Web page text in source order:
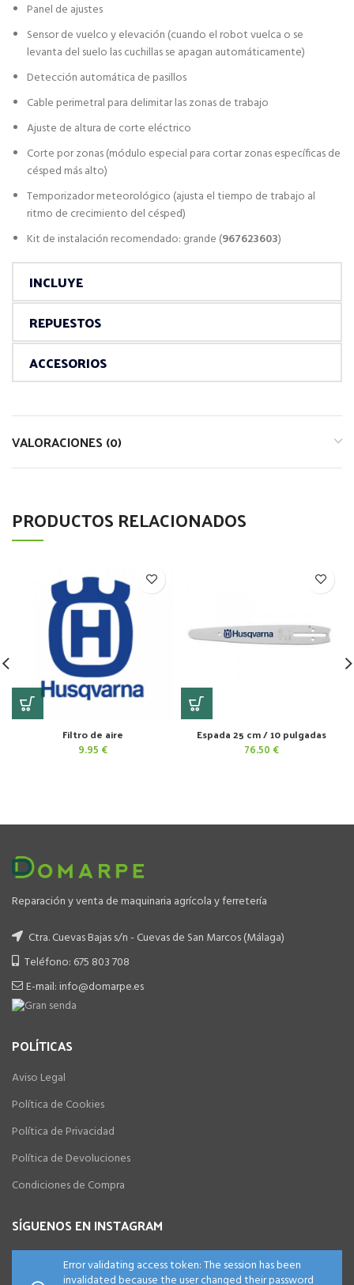
Panel de ajustes
Sensor de vuelco y elevación (cuando el robot vuelca o se
levanta del suelo las cuchillas se apagan automáticamente)
Detección automática de pasillos
Cable perimetral para delimitar las zonas de trabajo
Ajuste de altura de corte eléctrico
Corte por zonas (módulo especial para cortar zonas específicas de
césped más alto)
Temporizador meteorológico (ajusta el tiempo de trabajo al
ritmo de crecimiento del césped)
Kit de instalación recomendado: grande (967623603)
INCLUYE
REPUESTOS
ACCESORIOS
VALORACIONES (0)
PRODUCTOS RELACIONADOS
Filtro de aire
9.95 €
Espada 25 cm / 10 pulgadas
76.50 €
Reparación y venta de maquinaria agrícola y ferretería
Ctra. Cuevas Bajas s/n - Cuevas de San Marcos (Málaga)
Teléfono: 675 803 708
E-mail: info@domarpe.es
POLÍTICAS
Aviso Legal
Política de Cookies
Política de Privacidad
Política de Devoluciones
Condiciones de Compra
SÍGUENOS EN INSTAGRAM
Error validating access token: The session has been
invalidated because the user changed their password